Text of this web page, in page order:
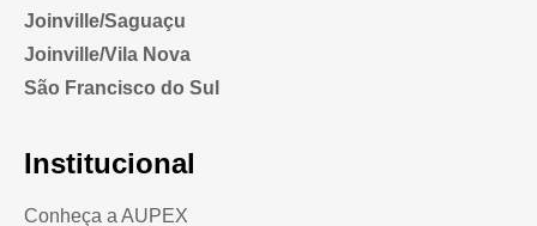
Joinville/Saguaçu
Joinville/Vila Nova
São Francisco do Sul
Institucional
Conheça a AUPEX